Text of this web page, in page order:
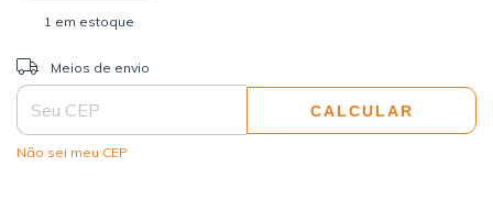
1 em estoque
Entregas para o CEP:
Meios de envio
CALCULAR
Não sei meu CEP